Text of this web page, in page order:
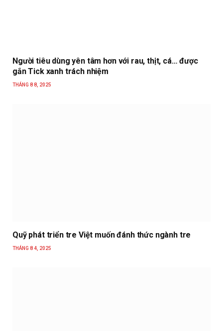
Người tiêu dùng yên tâm hơn với rau, thịt, cá… được
gắn Tick xanh trách nhiệm
THÁNG 8 8, 2025
Quỹ phát triển tre Việt muốn đánh thức ngành tre
THÁNG 8 4, 2025